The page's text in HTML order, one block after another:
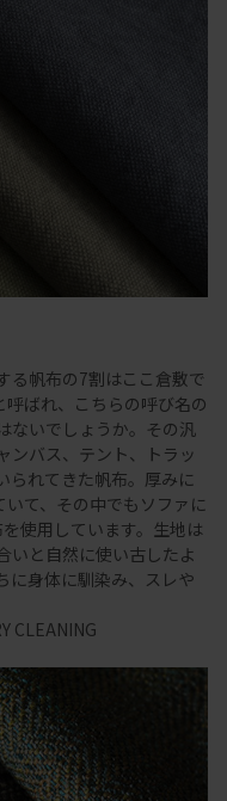
る帆布の7割はここ倉敷で
呼ばれ、こちらの呼び名の
ないでしょうか。その汎
ンバス、テント、トラッ
られてきた帆布。厚みに
て、その中でもソファに
使用しています。生地は
いと自然に使い古したよ
に身体に馴染み、スレや
CLEANING